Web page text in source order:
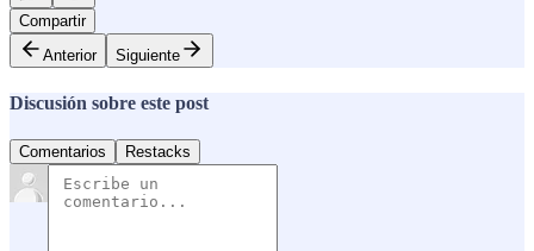
Compartir
Anterior
Siguiente
Discusión sobre este post
Comentarios Restacks